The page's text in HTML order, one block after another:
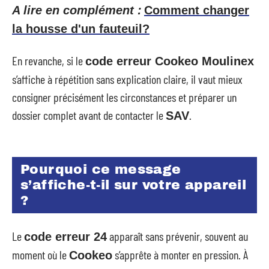
A lire en complément : Comment changer
la housse d'un fauteuil?
En revanche, si lecode erreur Cookeo Moulinex
s’affiche à répétition sans explication claire, il vaut mieux
consigner précisément les circonstances et préparer un
dossier complet avant de contacter leSAV
Pourquoi ce message
s’affiche-t-il sur votre appareil
?
Lecode erreur 24apparaît sans prévenir, souvent au
moment où leCookeos’apprête à monter en pression. À